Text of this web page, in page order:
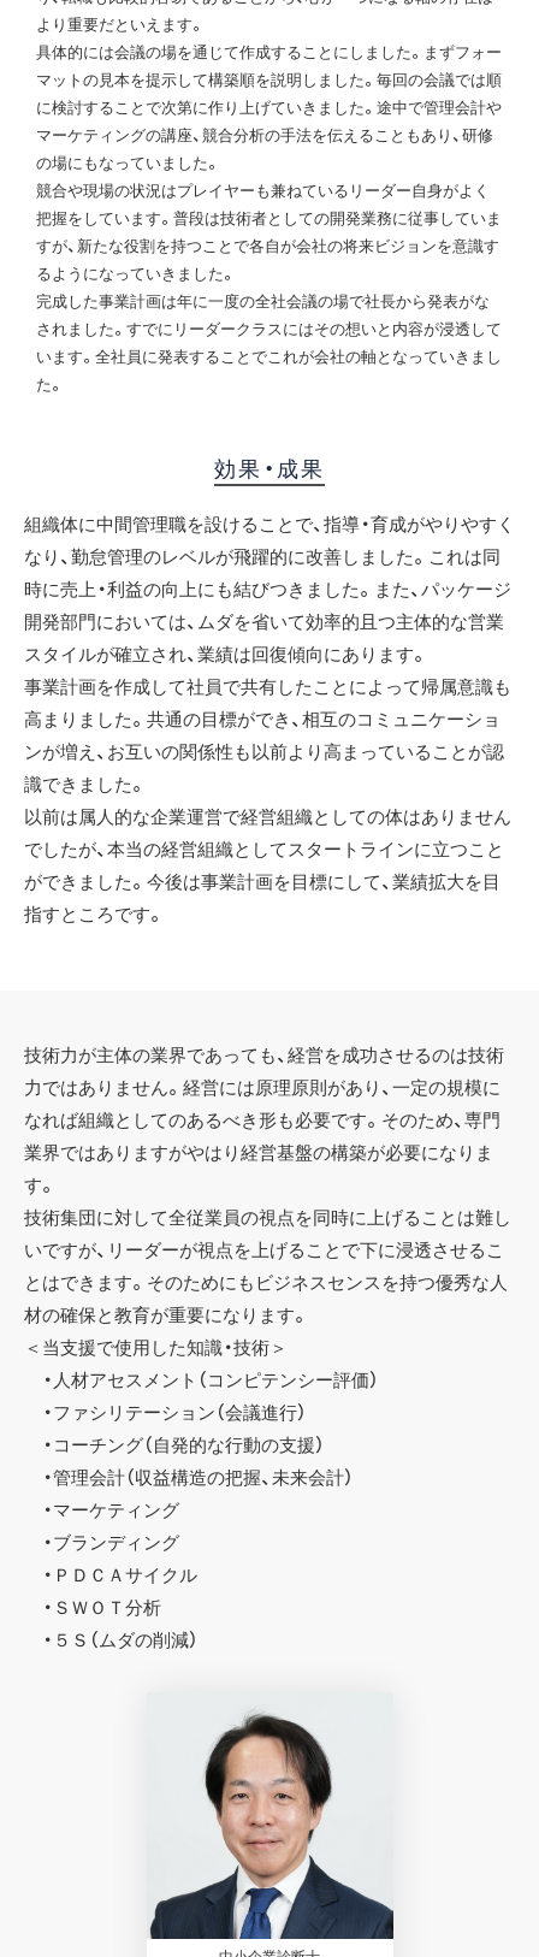
より重要だといえます。
具体的には会議の場を通じて作成することにしました。まずフォー
マットの見本を提示して構築順を説明しました。毎回の会議では順
に検討することで次第に作り上げていきました。途中で管理会計や
マーケティングの講座、競合分析の手法を伝えることもあり、研修
の場にもなっていました。
競合や現場の状況はプレイヤーも兼ねているリーダー自身がよく
把握をしています。普段は技術者としての開発業務に従事していま
すが、新たな役割を持つことで各自が会社の将来ビジョンを意識す
るようになっていきました。
完成した事業計画は年に一度の全社会議の場で社長から発表がな
されました。すでにリーダークラスにはその想いと内容が浸透して
います。全社員に発表することでこれが会社の軸となっていきまし
た。
効果・成果
組織体に中間管理職を設けることで、指導・育成がやりやすく
なり、勤怠管理のレベルが飛躍的に改善しました。これは同
時に売上・利益の向上にも結びつきました。また、パッケージ
開発部門においては、ムダを省いて効率的且つ主体的な営業
スタイルが確立され、業績は回復傾向にあります。
事業計画を作成して社員で共有したことによって帰属意識も
高まりました。共通の目標ができ、相互のコミュニケーショ
ンが増え、お互いの関係性も以前より高まっていることが認
識できました。
以前は属人的な企業運営で経営組織としての体はありません
でしたが、本当の経営組織としてスタートラインに立つこと
ができました。今後は事業計画を目標にして、業績拡大を目
指すところです。
技術力が主体の業界であっても、経営を成功させるのは技術
力ではありません。経営には原理原則があり、一定の規模に
なれば組織としてのあるべき形も必要です。そのため、専門
業界ではありますがやはり経営基盤の構築が必要になりま
す。
技術集団に対して全従業員の視点を同時に上げることは難し
いですが、リーダーが視点を上げることで下に浸透させるこ
とはできます。そのためにもビジネスセンスを持つ優秀な人
材の確保と教育が重要になります。
＜当支援で使用した知識・技術＞
・人材アセスメント（コンピテンシー評価）
・ファシリテーション（会議進行）
・コーチング（自発的な行動の支援）
・管理会計（収益構造の把握、未来会計）
・マーケティング
・ブランディング
・ＰＤＣＡサイクル
・ＳＷＯＴ分析
・５Ｓ（ムダの削減）